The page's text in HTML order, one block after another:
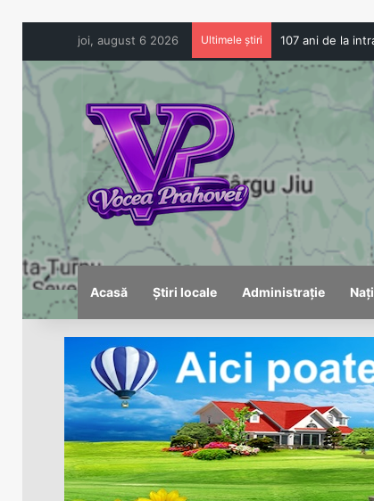
joi, august 6 2026 Ultimele știri
Acasă Știri locale Administrație